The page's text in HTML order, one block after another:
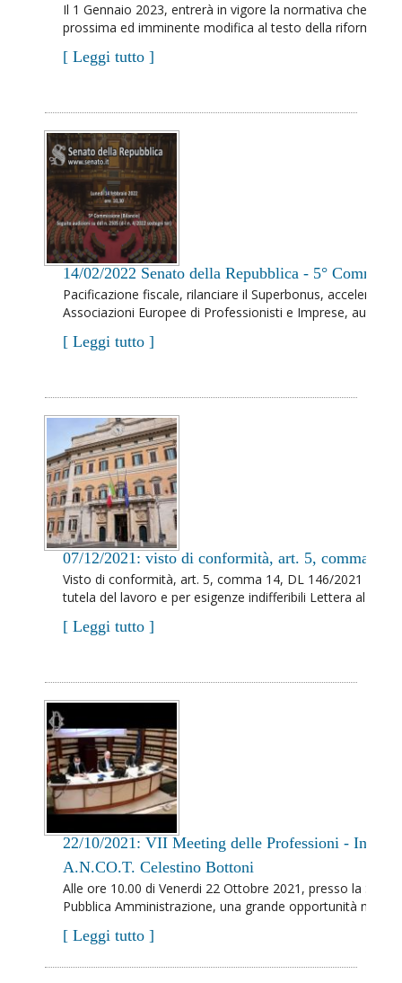
Il 1 Gennaio 2023, entrerà in vigore la normativa che
prossima ed imminente modifica al testo della riforma
[ Leggi tutto ]
14/02/2022 Senato della Repubblica - 5°
Pacificazione fiscale, rilanciare il Superbonus, accelerare
Associazioni Europee di Professionisti e Imprese, audita
[ Leggi tutto ]
07/12/2021: visto di conformità, art. 5, comma
Visto di conformità, art. 5, comma 14, DL 146/2021
tutela del lavoro e per esigenze indifferibili Lettera al
[ Leggi tutto ]
22/10/2021: VII Meeting delle Professioni -
A.N.CO.T. Celestino Bottoni
Alle ore 10.00 di Venerdi 22 Ottobre 2021, presso la
Pubblica Amministrazione, una grande opportunità non
[ Leggi tutto ]